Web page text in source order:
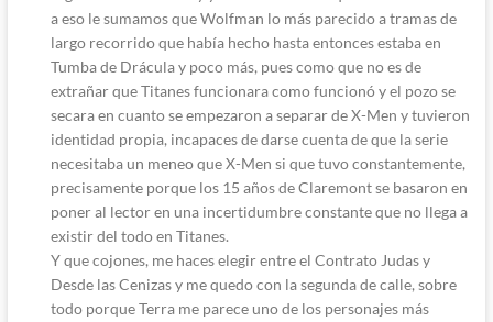
a eso le sumamos que Wolfman lo más parecido a tramas de
largo recorrido que había hecho hasta entonces estaba en
Tumba de Drácula y poco más, pues como que no es de
extrañar que Titanes funcionara como funcionó y el pozo se
secara en cuanto se empezaron a separar de X-Men y tuvieron
identidad propia, incapaces de darse cuenta de que la serie
necesitaba un meneo que X-Men si que tuvo constantemente,
precisamente porque los 15 años de Claremont se basaron en
poner al lector en una incertidumbre constante que no llega a
existir del todo en Titanes.
Y que cojones, me haces elegir entre el Contrato Judas y
Desde las Cenizas y me quedo con la segunda de calle, sobre
todo porque Terra me parece uno de los personajes más